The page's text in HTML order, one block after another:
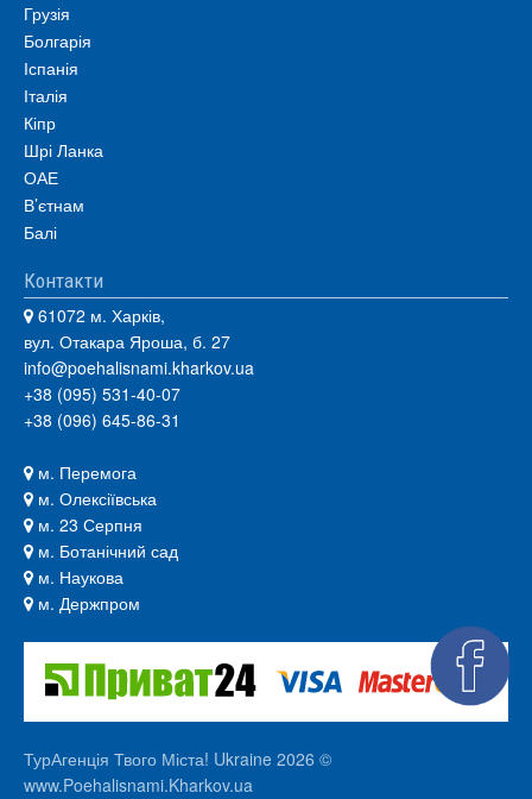
Грузія
Болгарія
Іспанія
Італія
Кіпр
Шрі Ланка
ОАЕ
В’єтнам
Балі
Контакти
61072 м. Харків,
вул. Отакара Яроша, б. 27
info@poehalisnami.kharkov.ua
+38 (095) 531-40-07
+38 (096) 645-86-31
м. Перемога
м. Олексіївська
м. 23 Серпня
м. Ботанічний сад
м. Наукова
м. Держпром
ТурАгенція Твого Міста! Ukraine 2026 ©
www.Poehalisnami.Kharkov.ua